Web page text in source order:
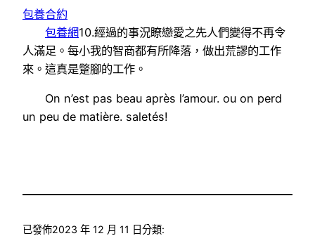
包養合約
包養網10.經過的事況瞭戀愛之先人們變得不再令
人滿足。每小我的智商都有所降落，做出荒謬的工作
來。這真是蹩腳的工作。
On n’est pas beau après l’amour. ou on perd
un peu de matière. saletés!
已發佈2023 年 12 月 11 日分類: